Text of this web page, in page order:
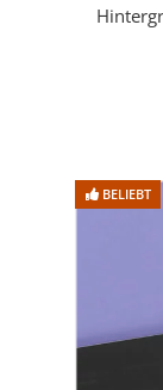
BELIEBT